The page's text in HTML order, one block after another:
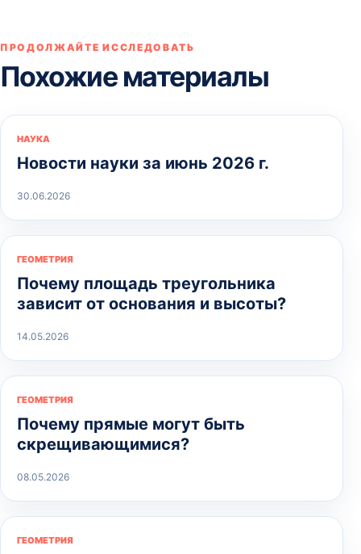
ПРОДОЛЖАЙТЕ ИССЛЕДОВАТЬ
Похожие материалы
НАУКА
Новости науки за июнь 2026 г.
30.06.2026
ГЕОМЕТРИЯ
Почему площадь треугольника
зависит от основания и высоты?
14.05.2026
ГЕОМЕТРИЯ
Почему прямые могут быть
скрещивающимися?
08.05.2026
ГЕОМЕТРИЯ